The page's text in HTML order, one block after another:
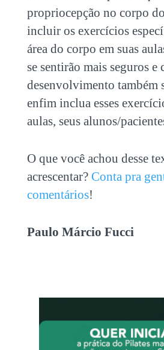
propriocepção no corpo
incluir os exercícios
área do corpo em suas
se sentirão mais seguros e
desenvolvimento também
enfim inclua esses
aulas, seus alunos/
O que você achou desse
acrescentar?Conta pra
comentários!
Paulo Márcio Fucci